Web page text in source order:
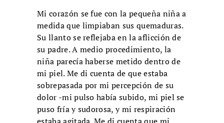
Mi corazón se fue con la pequeña niña a
medida que limpiaban sus quemaduras.
Su llanto se reflejaba en la aflicción de
su padre. A medio procedimiento, la
niña parecía haberse metido dentro de
mi piel. Me di cuenta de que estaba
sobrepasada por mi percepción de su
dolor -mi pulso había subido, mi piel se
puso fría y sudorosa, y mi respiración